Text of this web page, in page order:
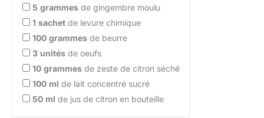
5 grammes de gingembre moulu
1 sachet de levure chimique
100 grammes de beurre
3 unités de oeufs
10 grammes de zeste de citron séché
100 ml de lait concentré sucré
50 ml de jus de citron en bouteille